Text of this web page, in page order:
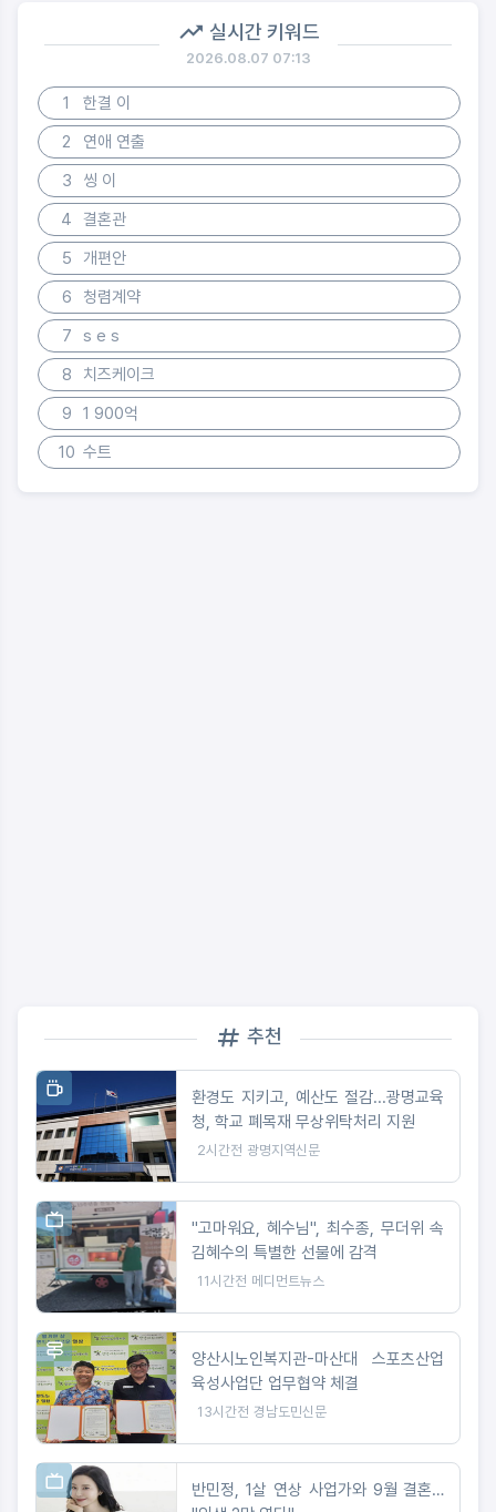
실시간 키워드
2026.08.07 07:13
1
한결 이
2
연애 연출
3
씽 이
4
결혼관
5
개편안
6
청렴계약
7
s e s
8
치즈케이크
9
1 900억
10 수트
추천
환경도 지키고, 예산도 절감...광명교육
청, 학교 폐목재 무상위탁처리 지원
2시간전 광명지역신문
"고마워요, 혜수님", 최수종, 무더위 속
김혜수의 특별한 선물에 감격
11시간전 메디먼트뉴스
양산시노인복지관-마산대 스포츠산업
육성사업단 업무협약 체결
13시간전 경남도민신문
반민정, 1살 연상 사업가와 9월 결혼…